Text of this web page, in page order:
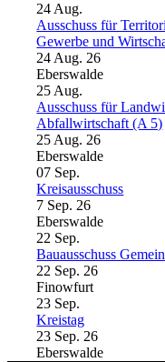
24 Aug.
Ausschuss für
Gewerbe und
24 Aug. 26
Eberswalde
25 Aug.
Ausschuss für
Abfallwirtschaft (A 5)
25 Aug. 26
Eberswalde
07 Sep.
Kreisausschuss
7 Sep. 26
Eberswalde
22 Sep.
Bauausschuss
22 Sep. 26
Finowfurt
23 Sep.
Kreistag
23 Sep. 26
Eberswalde